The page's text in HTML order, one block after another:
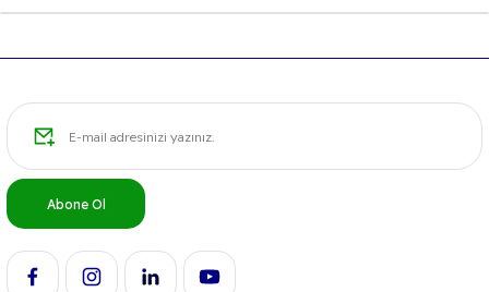
Ürün bilgilerinde hatalar bulunuyor.
Ürün fiyatı diğer sitelerden daha pahalı.
Abone Ol